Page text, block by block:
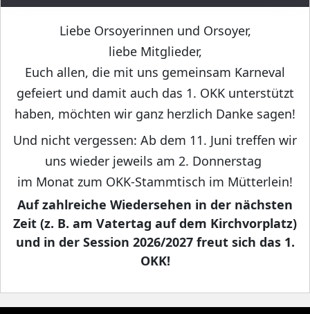
Liebe Orsoyerinnen und Orsoyer,
liebe Mitglieder,
Euch allen, die mit uns gemeinsam Karneval
gefeiert und damit auch das 1. OKK unterstützt
haben, möchten wir ganz herzlich Danke sagen!
Und nicht vergessen: Ab dem 11. Juni treffen wir
uns wieder jeweils am 2. Donnerstag
im Monat zum OKK-Stammtisch im Mütterlein!
Auf zahlreiche Wiedersehen in der nächsten
Zeit (z. B. am Vatertag auf dem Kirchvorplatz)
und in der Session 2026/2027 freut sich das 1.
OKK!